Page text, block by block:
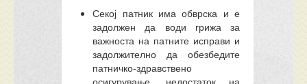
Секој патник има обврска и е
задолжен да води грижа за
важноста на патните исправи и
задолжително да обезбедите
патничко-здравствено
осигурување, недостаток на